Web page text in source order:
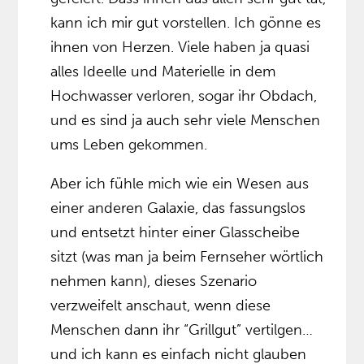
kann ich mir gut vorstellen. Ich gönne es
ihnen von Herzen. Viele haben ja quasi
alles Ideelle und Materielle in dem
Hochwasser verloren, sogar ihr Obdach,
und es sind ja auch sehr viele Menschen
ums Leben gekommen.
Aber ich fühle mich wie ein Wesen aus
einer anderen Galaxie, das fassungslos
und entsetzt hinter einer Glasscheibe
sitzt (was man ja beim Fernseher wörtlich
nehmen kann), dieses Szenario
verzweifelt anschaut, wenn diese
Menschen dann ihr “Grillgut” vertilgen…
und ich kann es einfach nicht glauben